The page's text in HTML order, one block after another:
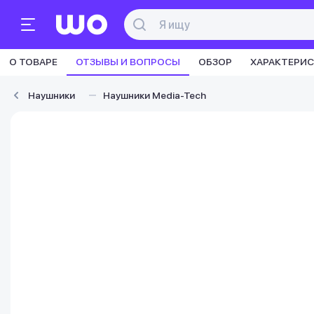
О ТОВАРЕ ОТЗЫВЫ И ВОПРОСЫ ОБЗОР
Наушники Наушники Media-Tech